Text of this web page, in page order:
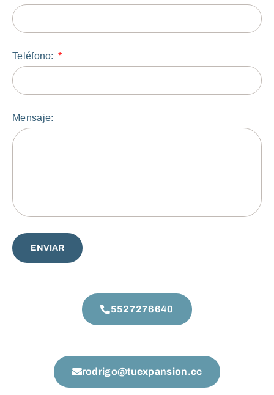
Teléfono:
Mensaje:
ENVIAR
5527276640
rodrigo@tuexpansion.cc